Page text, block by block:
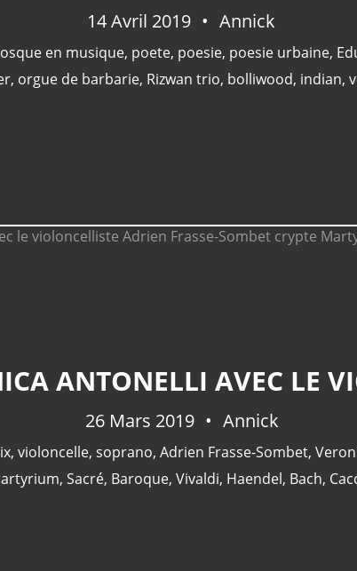
14 Avril 2019 Annick
en musique, poete, poesie, poesie urbaine,
, orgue de barbarie, Rizwan trio, bolliwood, indian,
26 Mars 2019 Annick
, violoncelle, soprano, Adrien Frasse-Sombet,
, Sacré, Baroque, Vivaldi, Haendel, Bach,